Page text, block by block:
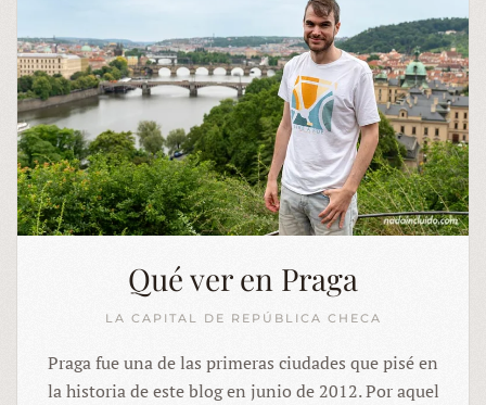
Qué ver en Praga
LA CAPITAL DE REPÚBLICA CHECA
Praga fue una de las primeras ciudades que pisé en
la historia de este blog en junio de 2012. Por aquel